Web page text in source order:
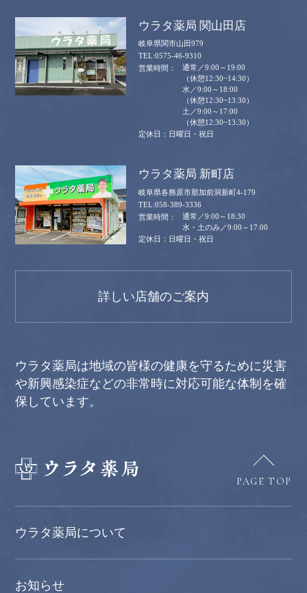
ウラタ薬局 関山田店
岐阜県関市山田979
0575-46-9310
通常／9:00～19:00
（休憩12:30~14:30）
水／9:00～18:00
（休憩12:30~13:30）
土／9:00～17:00
（休憩12:30~13:30）
日曜日・祝日
ウラタ薬局 新町店
岐阜県各務原市那加前洞新町4-179
058-389-3336
通常／9:00～18:30
水・土のみ／9:00～17:00
日曜日・祝日
詳しい店舗のご案内
ウラタ薬局は地域の皆様の健康を守るために災害
や新興感染症などの非常時に対応可能な体制を確
保しています。
PAGE TOP
ウラタ薬局について
お知らせ